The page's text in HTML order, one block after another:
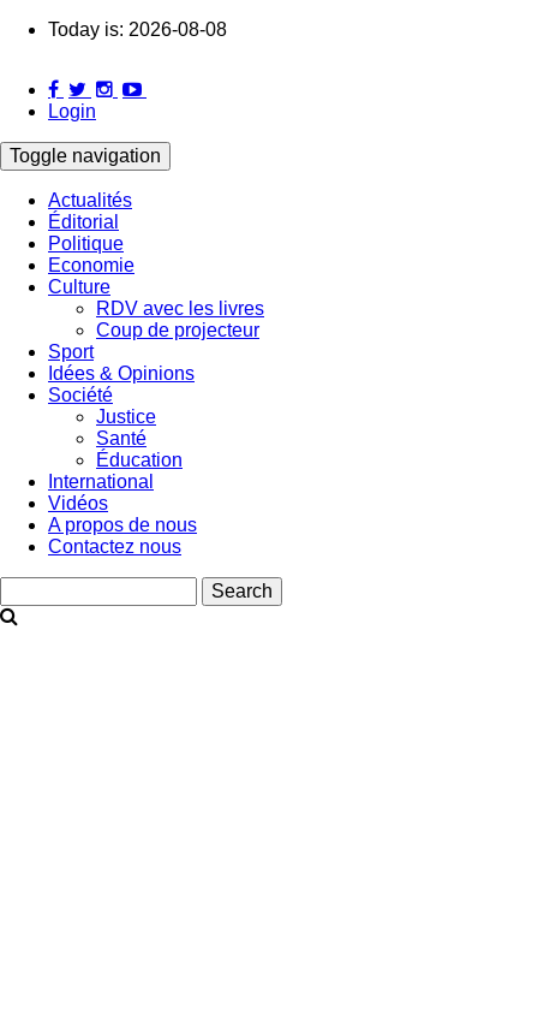
Skip
content
Today is: 2026-08-08
Login
Toggle navigation
Main
navigation
Actualités
Éditorial
Politique
Economie
Culture
RDV avec les livres
Coup de projecteur
Sport
Idées & Opinions
Société
Justice
Santé
Éducation
International
Vidéos
A propos de nous
Contactez nous